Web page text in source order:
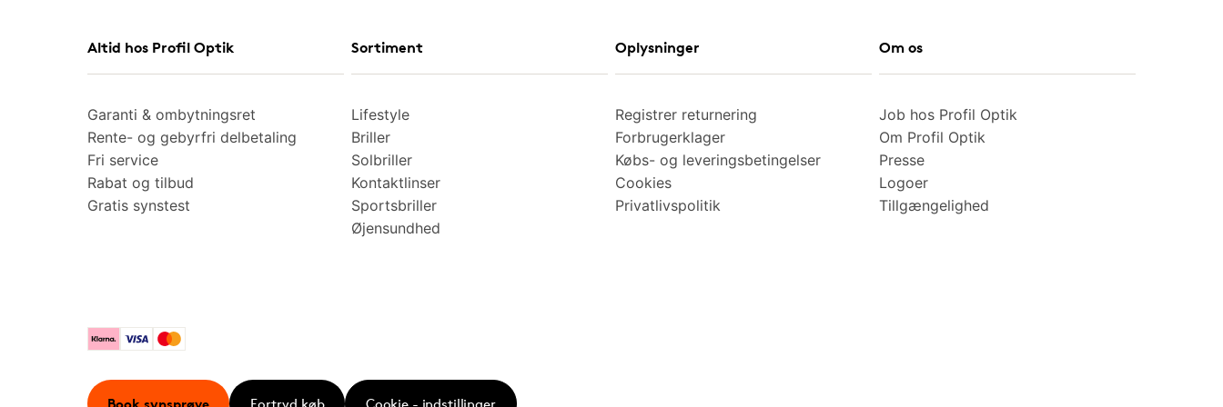
Altid hos Profil Optik
Garanti & ombytningsret
Rente- og gebyrfri delbetaling
Fri service
Rabat og tilbud
Gratis synstest
Sortiment
Lifestyle
Briller
Solbriller
Kontaktlinser
Sportsbriller
Øjensundhed
Oplysninger
Registrer returnering
Forbrugerklager
Købs- og leveringsbetingelser
Cookies
Privatlivspolitik
Om os
Job hos Profil Optik
Om Profil Optik
Presse
Logoer
Tillgængelighed
KlarnaVisa Mastercard